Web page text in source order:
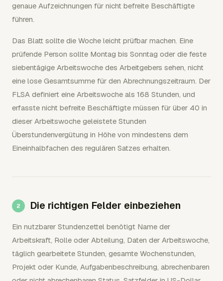
genaue Aufzeichnungen für nicht befreite Beschäftigte
führen.
Das Blatt sollte die Woche leicht prüfbar machen. Eine
prüfende Person sollte Montag bis Sonntag oder die feste
siebentägige Arbeitswoche des Arbeitgebers sehen, nicht
eine lose Gesamtsumme für den Abrechnungszeitraum. Der
FLSA definiert eine Arbeitswoche als 168 Stunden, und
erfasste nicht befreite Beschäftigte müssen für über 40 in
dieser Arbeitswoche geleistete Stunden
Überstundenvergütung in Höhe von mindestens dem
Eineinhalbfachen des regulären Satzes erhalten.
Die richtigen Felder einbeziehen
Ein nutzbarer Stundenzettel benötigt Name der
Arbeitskraft, Rolle oder Abteilung, Daten der Arbeitswoche,
täglich gearbeitete Stunden, gesamte Wochenstunden,
Projekt oder Kunde, Aufgabenbeschreibung, abrechenbaren